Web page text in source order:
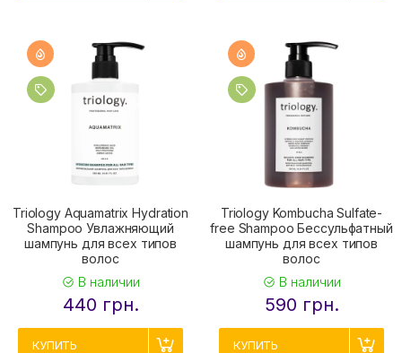
Triology Aquamatrix Hydration
Shampoo Увлажняющий
шампунь для всех типов
волос
В наличии
440 грн.
КУПИТЬ
Triology Kombucha Sulfate-
free Shampoo Бессульфатный
шампунь для всех типов
волос
В наличии
590 грн.
КУПИТЬ